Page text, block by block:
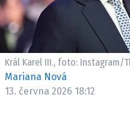
Král Karel III., foto: Instagram/
Mariana Nová
13. června 2026 18:12